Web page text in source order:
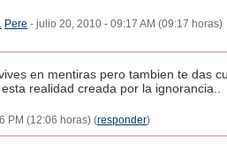
Pere - julio 20, 2010 - 09:17 AM (09:17 horas)
en mentiras pero tambien te das
realidad creada por la ignorancia..
PM (12:06 horas) (responder)